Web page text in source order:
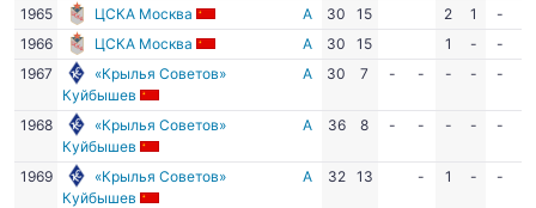
1965
ЦСКА Москва А 30 15 2 1 -
1966
ЦСКА Москва А 30 15 1 - -
1967
«Крылья Советов»
Куйбышев
А 30 7 - - - - -
1968
«Крылья Советов»
Куйбышев
А 36 8 - - - - -
1969
«Крылья Советов»
Куйбышев
А 32 13 - 1 - -